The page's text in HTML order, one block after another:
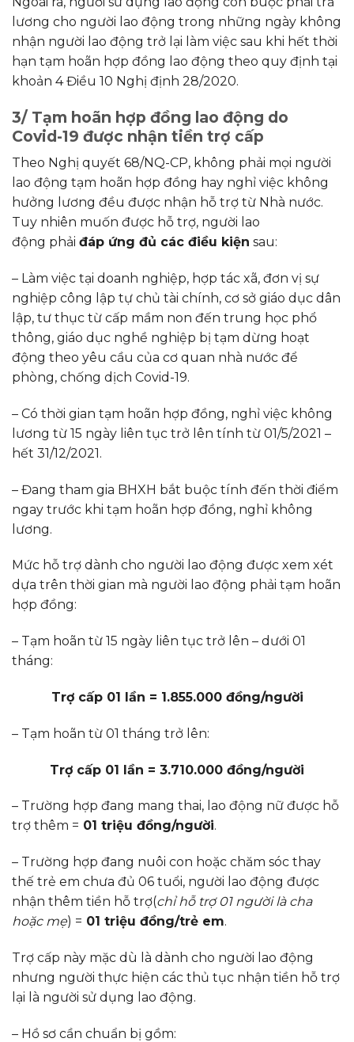
lương cho người lao động trong những ngày không
nhận người lao động trở lại làm việc sau khi hết thời
hạn tạm hoãn hợp đồng lao động theo quy định tại
khoản 4 Điều 10 Nghị định 28/2020.
3/ Tạm hoãn hợp đồng lao động do
Covid-19 được nhận tiền trợ cấp
Theo Nghị quyết 68/NQ-CP, không phải mọi người
lao động tạm hoãn hợp đồng hay nghỉ việc không
hưởng lương đều được nhận hỗ trợ từ Nhà nước.
Tuy nhiên muốn được hỗ trợ, người lao
động phải đáp ứng đủ các điều kiện sau:
– Làm việc tại doanh nghiệp, hợp tác xã, đơn vị sự
nghiệp công lập tự chủ tài chính, cơ sở giáo dục dân
lập, tư thục từ cấp mầm non đến trung học phổ
thông, giáo dục nghề nghiệp bị tạm dừng hoạt
động theo yêu cầu của cơ quan nhà nước để
phòng, chống dịch Covid-19.
– Có thời gian tạm hoãn hợp đồng, nghỉ việc không
lương từ 15 ngày liên tục trở lên tính từ 01/5/2021 –
hết 31/12/2021.
– Đang tham gia BHXH bắt buộc tính đến thời điểm
ngay trước khi tạm hoãn hợp đồng, nghỉ không
lương.
Mức hỗ trợ dành cho người lao động được xem xét
dựa trên thời gian mà người lao động phải tạm hoãn
hợp đồng:
– Tạm hoãn từ 15 ngày liên tục trở lên – dưới 01
tháng:
Trợ cấp 01 lần = 1.855.000 đồng/người
– Tạm hoãn từ 01 tháng trở lên:
Trợ cấp 01 lần = 3.710.000 đồng/người
– Trường hợp đang mang thai, lao động nữ được hỗ
trợ thêm = 01 triệu đồng/người.
– Trường hợp đang nuôi con hoặc chăm sóc thay
thế trẻ em chưa đủ 06 tuổi, người lao động được
nhận thêm tiền hỗ trợ(chỉ hỗ trợ 01 người là cha
hoặc mẹ) = 01 triệu đồng/trẻ em.
Trợ cấp này mặc dù là dành cho người lao động
nhưng người thực hiện các thủ tục nhận tiền hỗ trợ
lại là người sử dụng lao động.
– Hồ sơ cần chuẩn bị gồm: